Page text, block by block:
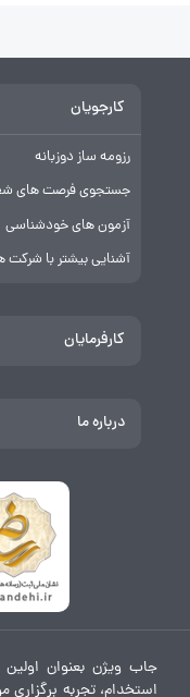
کارجویان
رزومه ساز دوزبانه
جستجوی فرصت های
آزمون های خودشناسی
آشنایی بیشتر با شرکت
کارفرمایان
درباره ما
جاب ویژن بعنوان
استخدام، تجربه